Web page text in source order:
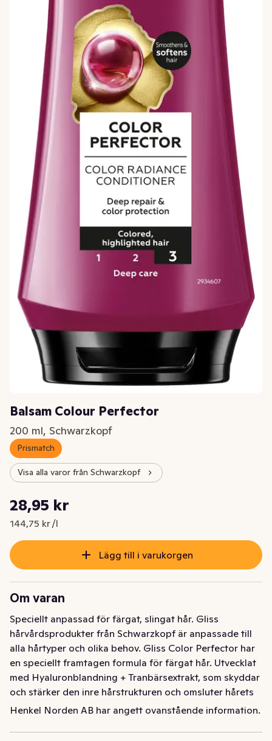
Balsam Colour Perfector
200 ml, Schwarzkopf
Prismatch
Visa alla varor från Schwarzkopf
Nuvarande pris är: 28,95 kr
28,95 kr
144,75 kr /l
Styckpris: 144,75 kr /l
Lägg till i varukorgen
Om varan
Speciellt anpassad för färgat, slingat hår. Gliss
hårvårdsprodukter från Schwarzkopf är anpassade till
alla hårtyper och olika behov. Gliss Color Perfector har
en speciellt framtagen formula för färgat hår. Utvecklat
med Hyaluronblandning + Tranbärsextrakt, som skyddar
och stärker den inre hårstrukturen och omsluter hårets
yttre för optimal färgförsegling. Färgförsegling och
Perfector Shampoo). Skonsamt för färgat hår. 96% av
Henkel Norden AB har angett ovanstående information.